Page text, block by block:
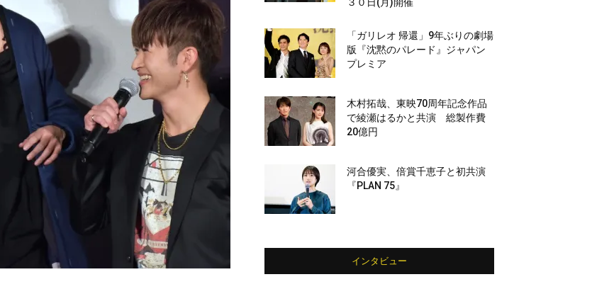
「ガリレオ 帰還」9年ぶりの劇場
版『沈黙のパレード』ジャパン
プレミア
木村拓哉、東映70周年記念作品
で綾瀬はるかと共演 総製作費
20億円
河合優実、倍賞千恵子と初共演
『PLAN 75』
インタビュー